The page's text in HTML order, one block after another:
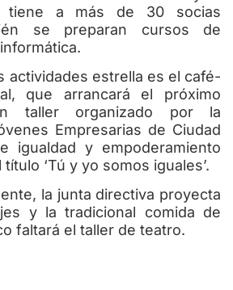
tiene a más de 30 socias
se preparan cursos de
estrella es el café-
que arrancará el próximo
taller organizado por la
Empresarias de Ciudad
igualdad y empoderamiento
‘Tú y yo somos iguales’.
la junta directiva proyecta
y la tradicional comida de
faltará el taller de teatro.